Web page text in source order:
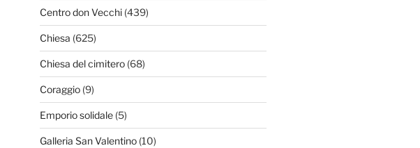
Centro don Vecchi(439)
Chiesa (625)
Chiesa del cimitero(68)
Coraggio(9)
Emporio solidale(5)
Galleria San Valentino(10)